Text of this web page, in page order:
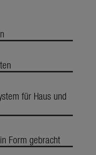
für Haus und
Form gebracht